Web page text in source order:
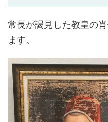
常長が謁見した教皇の
ます。